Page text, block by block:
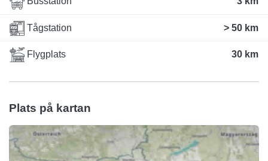
Tågstation > 50 km
Flygplats 30 km
Plats på kartan